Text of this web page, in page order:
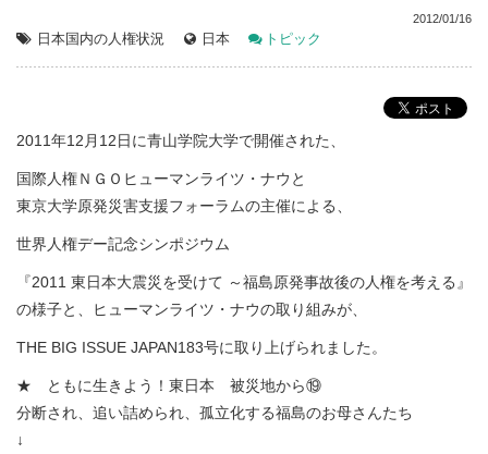
2012/01/16
日本国内の人権状況 日本 トピック
2011年12月12日に青山学院大学で開催された、
国際人権ＮＧＯヒューマンライツ・ナウと
東京大学原発災害支援フォーラムの主催による、
世界人権デー記念シンポジウム
『2011 東日本大震災を受けて ～福島原発事故後の人権を考える』
の様子と、ヒューマンライツ・ナウの取り組みが、
THE BIG ISSUE JAPAN183号に取り上げられました。
★ ともに生きよう！東日本 被災地から⑲
分断され、追い詰められ、孤立化する福島のお母さんたち
↓